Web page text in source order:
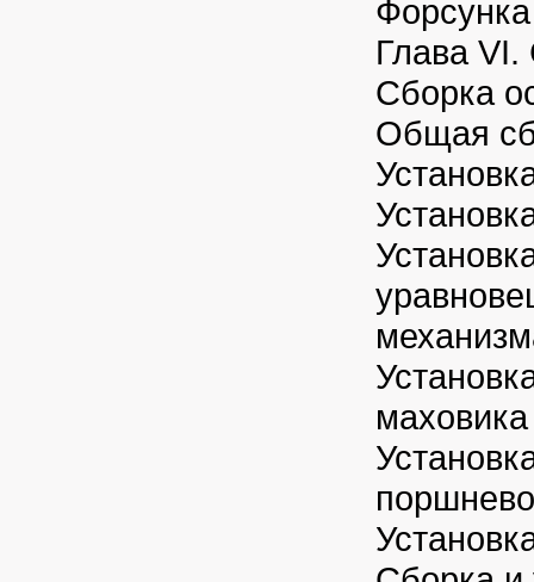
Глава VI.
Сборка
Общая
маховика